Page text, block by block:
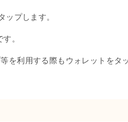
ップします。
。
を利用する際もウォレットをタ